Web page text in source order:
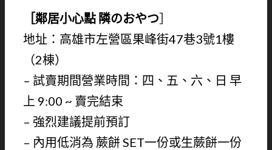
［鄰居小心點 隣のおやつ］
地址：高雄市左營區果峰街47巷3號1樓
（2棟）
– 試賣期間營業時間：四、五、六、日 早
上 9:00 ~ 賣完結束
– 強烈建議提前預訂
– 內用低消為 蕨餅 SET一份或生蕨餅一份